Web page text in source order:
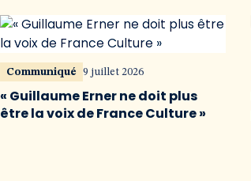
Communiqué 9 juillet 2026
« Guillaume Erner ne doit plus
être la voix de France Culture »